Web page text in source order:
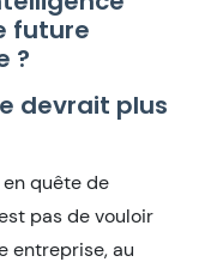
future
?
devrait plus
quête de
pas de vouloir
entreprise, au